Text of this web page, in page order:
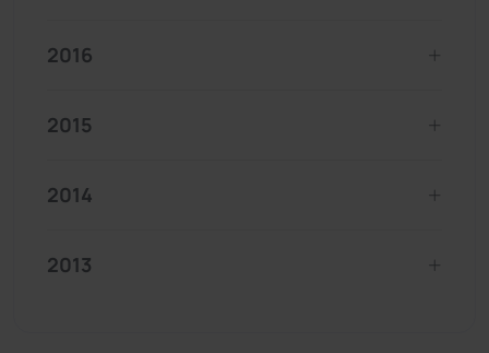
2016
2015
2014
2013